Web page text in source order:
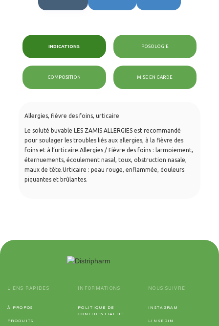
INDICATIONS POSOLOGIE
COMPOSITION MISE EN GARDE
Allergies, fièvre des foins, urticaire
Le soluté buvable LES ZAMIS ALLERGIES est recommandé
pour soulager les troubles liés aux allergies, à la fièvre des
foins et à l’urticaire.Allergies / Fièvre des foins : larmoiement,
éternuements, écoulement nasal, toux, obstruction nasale,
maux de tête.Urticaire : peau rouge, enflammée, douleurs
piquantes et brûlantes.
LIENS RAPIDES
À PROPOS
PRODUITS
INFORMATIONS
POLITIQUE DE
CONFIDENTIALITÉ
NOUS SUIVRE
INSTAGRAM
LINKEDIN